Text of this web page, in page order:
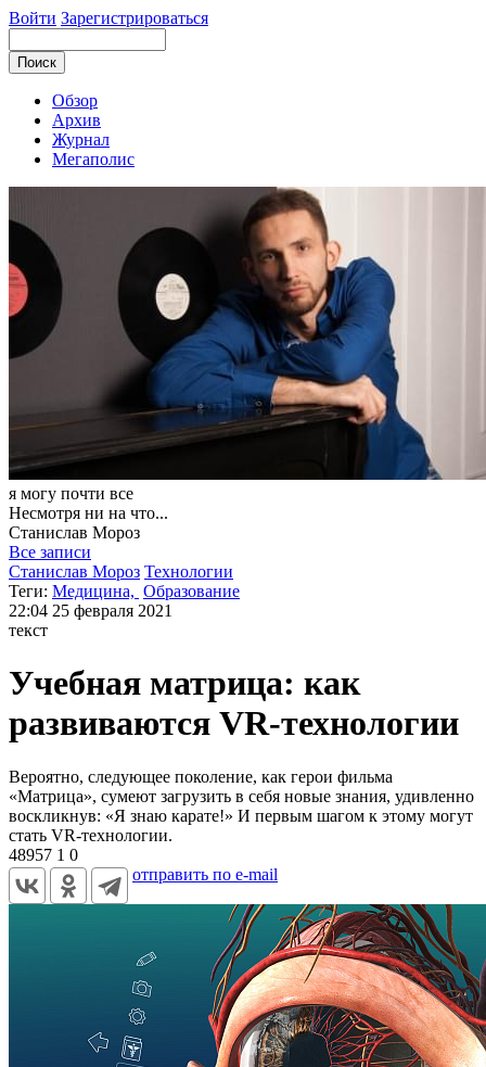
Войти Зарегистрироваться
Обзор
Архив
Журнал
Мегаполис
я могу почти все
Несмотря ни на что...
Станислав Мороз
Все записи
Станислав Мороз Технологии
Теги: Медицина, Образование
22:04 25 февраля 2021
текст
Учебная матрица: как
развиваются VR-технологии
Вероятно, следующее поколение, как герои фильма
«Матрица», сумеют загрузить в себя новые знания, удивленно
воскликнув: «Я знаю карате!» И первым шагом к этому могут
стать VR-технологии.
48957 1 0
отправить по e-mail